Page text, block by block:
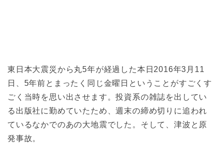
東日本大震災から丸5年が経過した本日2016年3月11
日、5年前とまったく同じ金曜日ということがすごくす
ごく当時を思い出させます。投資系の雑誌を出してい
る出版社に勤めていたため、週末の締め切りに追われ
ているなかでのあの大地震でした。そして、津波と原
発事故。